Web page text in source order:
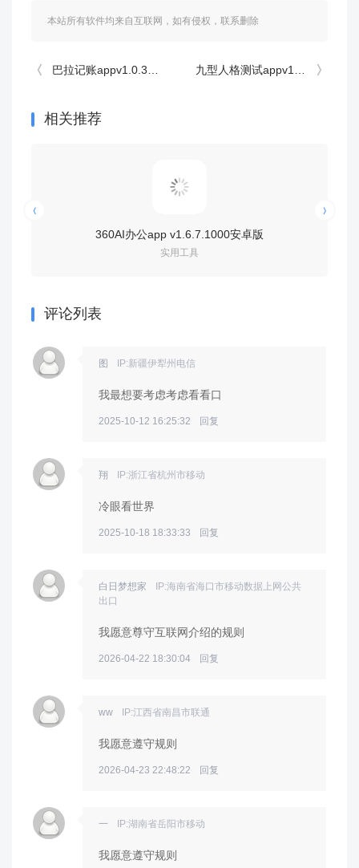
本站所有软件均来自互联网，如有侵权，联系删除
巴拉记账appv1.0.32.32.250729 官方版 九型人格测试appv1.1.60 安卓版
相关推荐
360AI办公app v1.6.7.1000安卓版
实用工具
评论列表
图 IP:新疆伊犁州电信
我最想要考虑考虑看看口
2025-10-12 16:25:32 回复
翔 IP:浙江省杭州市移动
冷眼看世界
2025-10-18 18:33:33 回复
白日梦想家
IP:海南省海口市移动数据上网公共
出口
我愿意尊守互联网介绍的规则
2026-04-22 18:30:04 回复
ww IP:江西省南昌市联通
我愿意遵守规则
2026-04-23 22:48:22 回复
一 IP:湖南省岳阳市移动
我愿意遵守规则